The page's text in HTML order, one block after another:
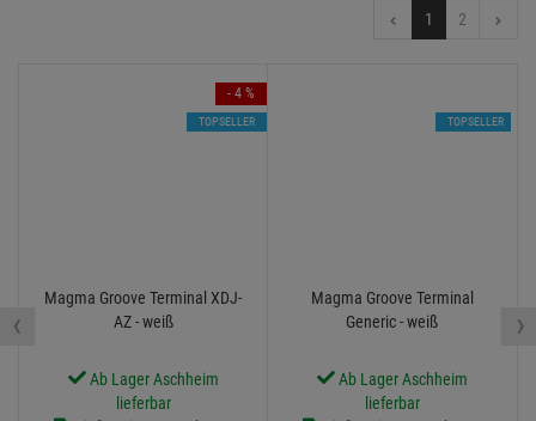
1 2
Magma Groove Terminal XDJ-
AZ - weiß
Ab Lager Aschheim
lieferbar
- 4 %
TOPSELLER
Magma Groove Terminal
Generic - weiß
Ab Lager Aschheim
lieferbar
TOPSELLER
‹ ›